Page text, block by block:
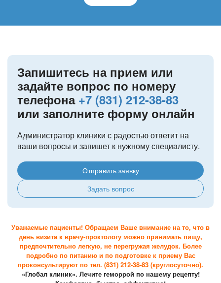
Запишитесь на прием или
задайте вопрос по номеру
телефона +7 (831) 212-38-83
или заполните форму онлайн
Администратор клиники с радостью ответит на
ваши вопросы и запишет к нужному специалисту.
Отправить заявку
Задать вопрос
Уважаемые пациенты! Обращаем Ваше внимание на то, что в
день визита к врачу-проктологу можно принимать пищу,
предпочтительно легкую, не перегружая желудок. Более
подробно по питанию и по подготовке к приему Вас
проконсультируют по тел. (831) 212-38-83 (круглосуточно).
«Глобал клиник». Лечите геморрой по нашему рецепту!